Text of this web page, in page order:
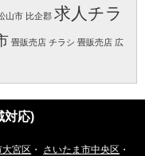
山市 比企郡 求人チラ
畳販売店 チラシ 畳販売店 広
対応)
大宮区 ・ さいたま市中央区 ・